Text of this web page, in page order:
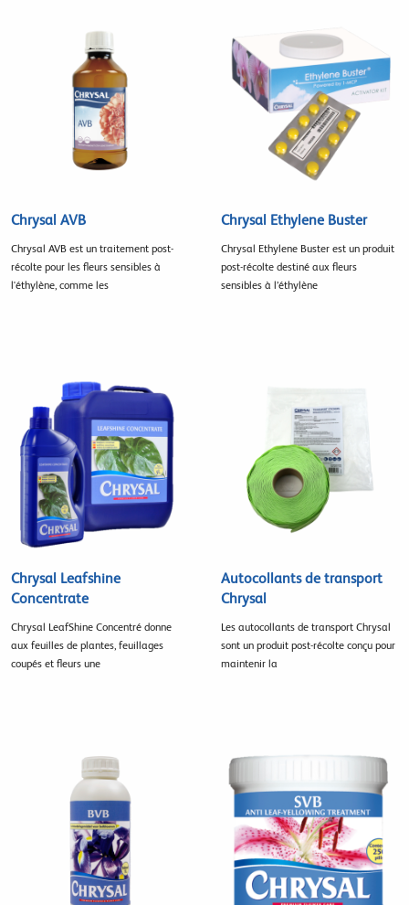
Chrysal AVB
Chrysal AVB est un traitement post-
récolte pour les fleurs sensibles à
l'éthylène, comme les
Chrysal Ethylene Buster
Chrysal Ethylene Buster est un produit
post-récolte destiné aux fleurs
sensibles à l’éthylène
Chrysal Leafshine
Concentrate
Chrysal LeafShine Concentré donne
aux feuilles de plantes, feuillages
coupés et fleurs une
Autocollants de transport
Chrysal
Les autocollants de transport Chrysal
sont un produit post-récolte conçu pour
maintenir la